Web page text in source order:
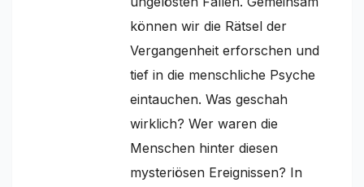
können wir die Rätsel der
Vergangenheit erforschen und
tief in die menschliche Psyche
eintauchen. Was geschah
wirklich? Wer waren die
Menschen hinter diesen
mysteriösen Ereignissen? In